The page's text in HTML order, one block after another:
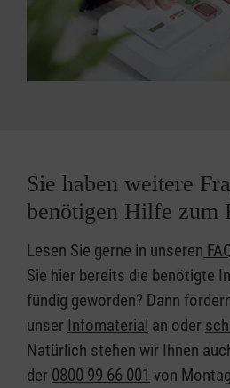
Sie haben weitere
benötigen Hilfe zum
Lesen Sie gerne in unseren
Sie hier bereits die benötigte
fündig geworden? Dann
unser Infomaterial an oder
Natürlich stehen wir Ihnen
der 0800 99 66 001 von